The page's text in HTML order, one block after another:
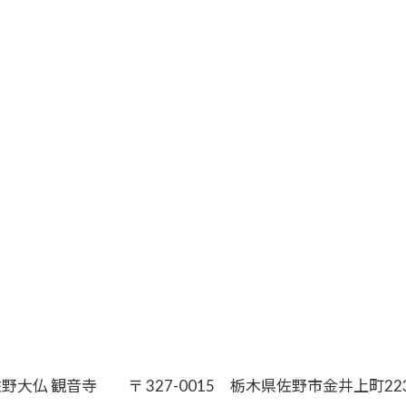
大仏 観音寺 〒 327-0015 栃木県佐野市金井上町